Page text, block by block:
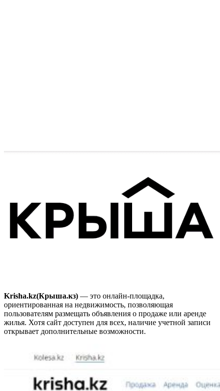
Krisha.kz(Крыша.кз) — это онлайн-площадка,
ориентированная на недвижимость, позволяющая
пользователям размещать объявления о продаже или аренде
жилья. Хотя сайт доступен для всех, наличие учетной записи
открывает дополнительные возможности.